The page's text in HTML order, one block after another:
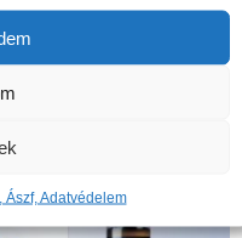
Ászf, Adatvédelem